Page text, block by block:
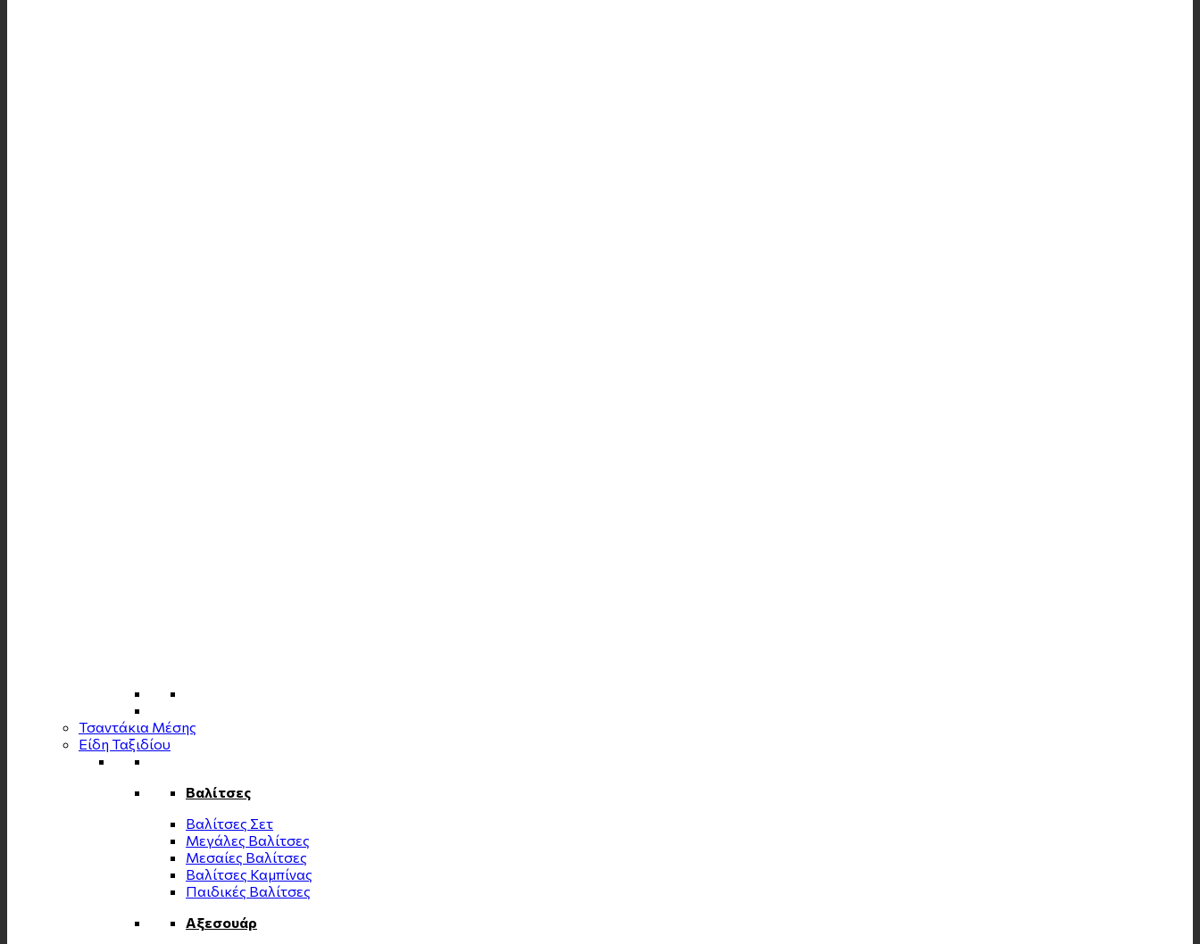
Τσαντάκια Μέσης
Είδη Ταξιδίου
Βαλίτσες
Βαλίτσες Σετ
Μεγάλες Βαλίτσες
Μεσαίες Βαλίτσες
Βαλίτσες Καμπίνας
Παιδικές Βαλίτσες
Αξεσουάρ